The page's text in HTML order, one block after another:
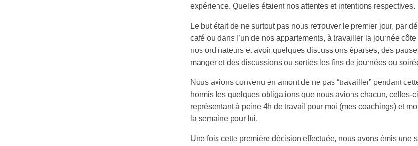
expérience. Quelles étaient nos attentes et intentions respectives.
Le but était de ne surtout pas nous retrouver le premier jour, par
café ou dans l’un de nos appartements, à travailler la journée côte
nos ordinateurs et avoir quelques discussions éparses, des
manger et des discussions ou sorties les fins de journées ou
Nous avions convenu en amont de ne pas “travailler” pendant
hormis les quelques obligations que nous avions chacun, celles-ci
représentant à peine 4h de travail pour moi (mes coachings) et
la semaine pour lui.
Une fois cette première décision effectuée, nous avons émis une